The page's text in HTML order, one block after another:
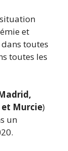
et
toutes
toutes les
et Murcie)
un